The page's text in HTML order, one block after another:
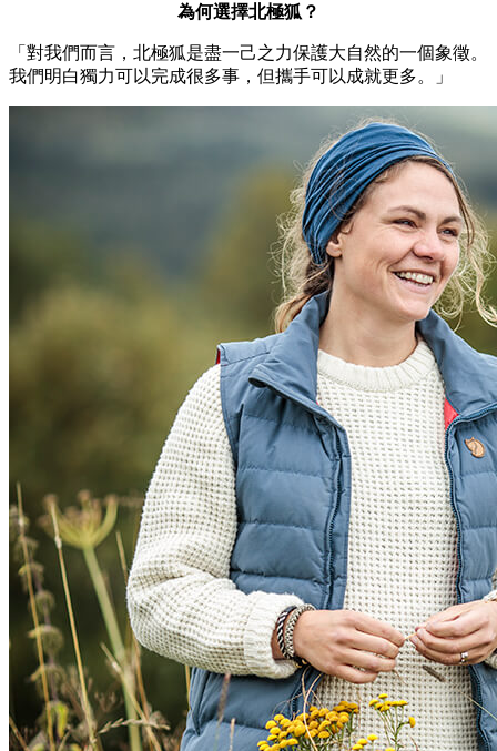
為何選擇北極狐？
「對我們而言，北極狐是盡一己之力保護大自然的一個象徵。
我們明白獨力可以完成很多事，但攜手可以成就更多。」